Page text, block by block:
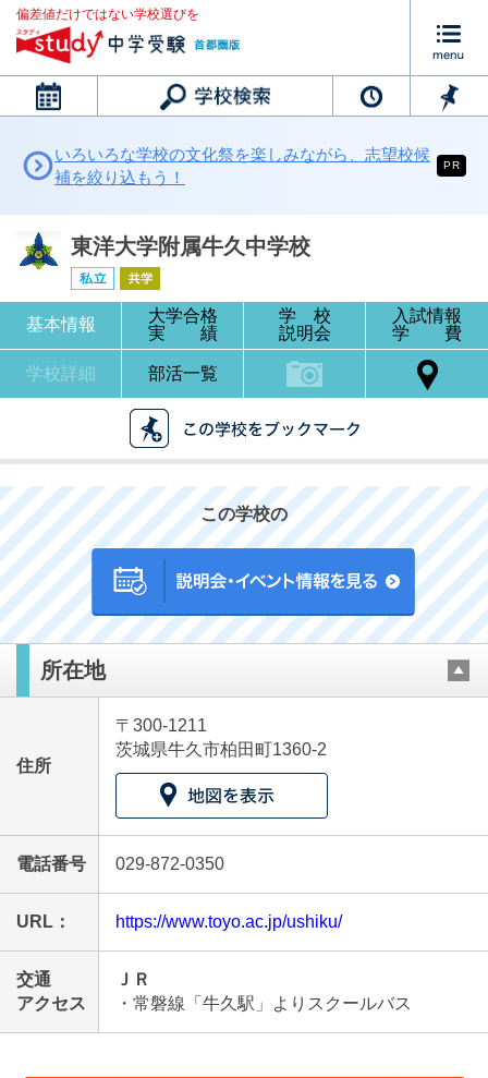
偏差値だけではない学校選びを
カレンダー
最近見た学校
東洋大学附属牛久中学校
ブックマークした学校
ブックマークした学校はありません
いろいろな学校の文化祭を楽しみながら、志望校候
補を絞り込もう！
PR
東洋大学附属牛久中学校
基本情報
大学合格
実 績
学 校
説明会
入試情報
学 費
学校詳細 部活一覧
この学校の
所在地
住所
〒300-1211
茨城県牛久市柏田町1360-2
電話番号 029-872-0350
URL： https://www.toyo.ac.jp/ushiku/
交通
アクセス
ＪＲ
・常磐線「牛久駅」よりスクールバス